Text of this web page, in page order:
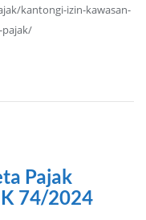
kantongi-izin-kawasan-
pajak/
Pajak
74/2024